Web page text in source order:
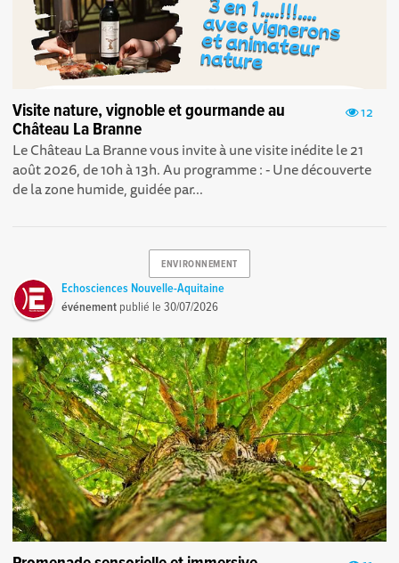
12
Visite nature, vignoble et gourmande au
Château La Branne
Le Château La Branne vous invite à une visite inédite le 21
août 2026, de 10h à 13h. Au programme : - Une découverte
de la zone humide, guidée par...
ENVIRONNEMENT
Echosciences Nouvelle-Aquitaine
événement publié le30/07/2026